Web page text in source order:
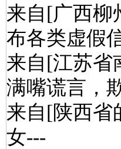
来自[广西柳
布各类虚假
来自[江苏省
满嘴谎言，
来自[陕西省
女---